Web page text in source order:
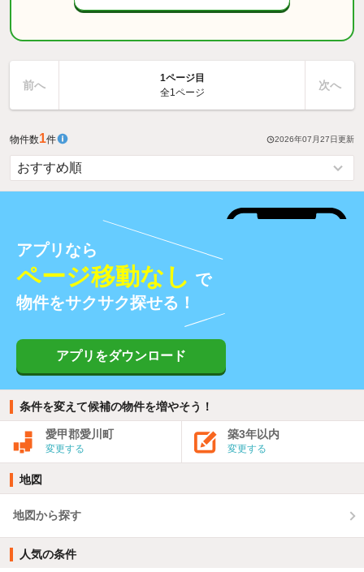
前へ
1ページ目
全1ページ
次へ
物件数1件 2026年07月27日 更新
アプリなら
ページ移動なし で
物件をサクサク探せる！
アプリをダウンロード
条件を変えて候補の物件を増やそう！
愛甲郡愛川町
変更する
築3年以内
変更する
地図
地図から探す
人気の条件